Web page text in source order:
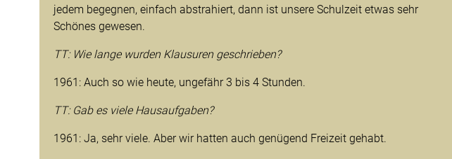
jedem begegnen, einfach abstrahiert, dann ist unsere Schulzeit etwas sehr
Schönes gewesen.
TT: Wie lange wurden Klausuren geschrieben?
1961: Auch so wie heute, ungefähr 3 bis 4 Stunden.
TT: Gab es viele Hausaufgaben?
1961: Ja, sehr viele. Aber wir hatten auch genügend Freizeit gehabt.